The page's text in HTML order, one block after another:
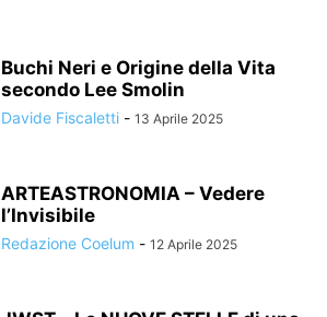
Buchi Neri e Origine della Vita
secondo Lee Smolin
Davide Fiscaletti - 13 Aprile 2025
ARTEASTRONOMIA – Vedere
l’Invisibile
Redazione Coelum - 12 Aprile 2025